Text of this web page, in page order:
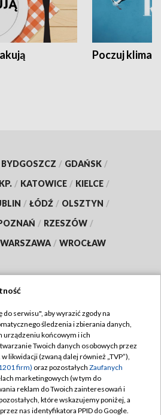
Poczuj klimat
BYDGOSZCZ / GDAŃSK /
/ KATOWICE / KIELCE /
/ ŁÓDŹ / OLSZTYN /
/ RZESZÓW /
WARSZAWA / WROCŁAW
TVP
TVP
prywatności
Moje zgody
Pomoc
serwisu", aby wyrazić zgody na
śledzenia i zbierania danych,
urządzeniu końcowym i ich
Twoich danych osobowych przez
likwidacji (zwaną dalej również „TVP”),
firm) oraz pozostałych Zaufanych
marketingowych (w tym do
reklam do Twoich zainteresowań i
które wskazujemy poniżej, a
nas identyfikatora PPID do Google.